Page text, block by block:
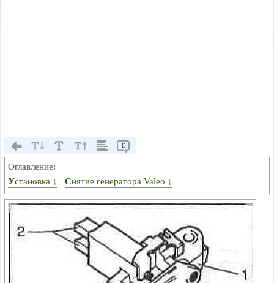
0
Оглавление:
Установка ↓
Снятие генератора Valeo ↓